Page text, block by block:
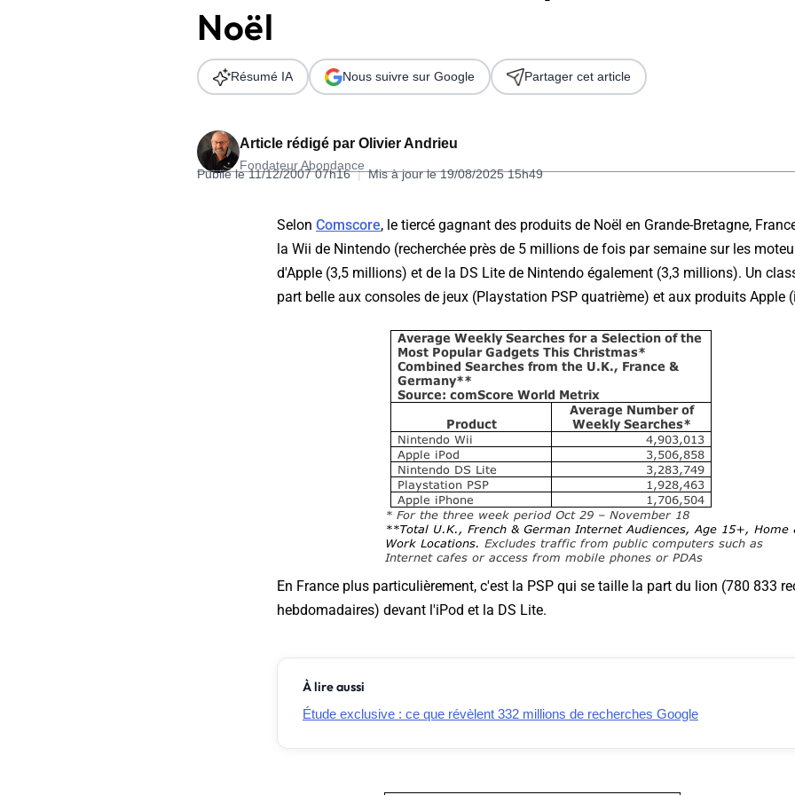
Télécharger l'Ebook
Formation SEO & GEO - Edition 2026
244.30€ HT au lieu de 349€ pendant 1 mois !
Noël
Article rédigé par Olivier Andrieu
Fondateur Abondance
Publié le 11/12/2007 07h16 | Mis à jour le 19/08/2025 15h49
Résumé IA Nous suivre sur Google Partager cet article
Selon Comscore, le tiercé gagnant des produits de Noël en Grande-Bretagne,
la Wii de Nintendo (recherchée près de 5 millions de fois par semaine sur les
d'Apple (3,5 millions) et de la DS Lite de Nintendo également (3,3 millions). Un
part belle aux consoles de jeux (Playstation PSP quatrième) et aux produits Apple
En France plus particulièrement, c'est la PSP qui se taille la part du lion (780 833
hebdomadaires) devant l'iPod et la DS Lite.
À lire aussi
Étude exclusive : ce que révèlent 332 millions de recherches Google